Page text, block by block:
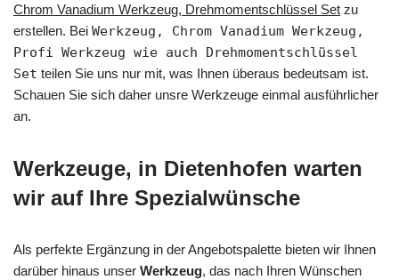
Chrom Vanadium Werkzeug, Drehmomentschlüssel Set zu
erstellen. Bei Werkzeug, Chrom Vanadium Werkzeug,
Profi Werkzeug wie auch Drehmomentschlüssel
Set teilen Sie uns nur mit, was Ihnen überaus bedeutsam ist.
Schauen Sie sich daher unsre Werkzeuge einmal ausführlicher
an.
Werkzeuge, in Dietenhofen warten
wir auf Ihre Spezialwünsche
Als perfekte Ergänzung in der Angebotspalette bieten wir Ihnen
darüber hinaus unser Werkzeug, das nach Ihren Wünschen